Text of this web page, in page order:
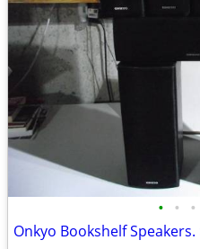
• • •
Onkyo Bookshelf Speakers.